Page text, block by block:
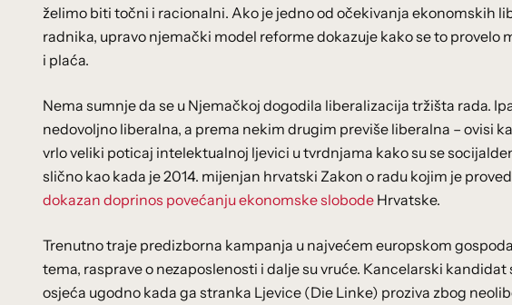
želimo biti točni i racionalni. Ako je jedno od očekivanja ekonomskih
radnika, upravo njemački model reforme dokazuje kako se to
i plaća.
Nema sumnje da se u Njemačkoj dogodila liberalizacija tržišta rada.
nedovoljno liberalna, a prema nekim drugim previše liberalna – ovisi
vrlo veliki poticaj intelektualnoj ljevici u tvrdnjama kako su se
slično kao kada je 2014. mijenjan hrvatski Zakon o radu kojim je
dokazan doprinos povećanju ekonomske slobode Hrvatske.
Trenutno traje predizborna kampanja u najvećem europskom
tema, rasprave o nezaposlenosti i dalje su vruće. Kancelarski
osjeća ugodno kada ga stranka Ljevice (Die Linke) proziva zbog